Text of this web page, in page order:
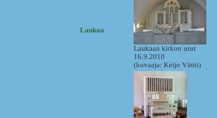
Laukaa
Laukaan kirkon urut
16.9.2010
(kuvaaja: Keijo Vättö)